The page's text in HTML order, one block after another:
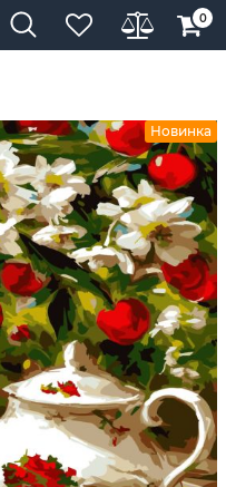
0
Новинка